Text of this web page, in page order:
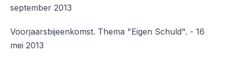
september 2013
Voorjaarsbijeenkomst. Thema "Eigen Schuld". - 16
mei 2013